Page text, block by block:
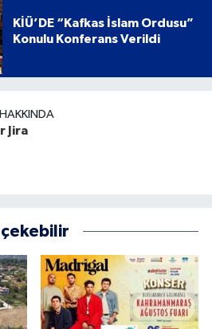
KİÜ’DE “Kafkas İslam Ordusu”
Konulu Konferans Verildi
Jira
çekebilir